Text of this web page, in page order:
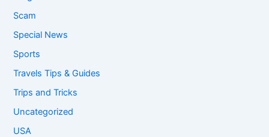
Scam
Special News
Sports
Travels Tips & Guides
Trips and Tricks
Uncategorized
USA